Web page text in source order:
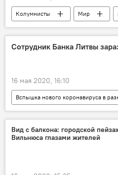
Колумнисты Мир
энергетика
Сотрудник Банка Литвы
16 мая 2020, 16:10
Вспышка нового коронавируса в
Общество
Литва
Вид с балкона: городской
Вильнюса глазами жителей